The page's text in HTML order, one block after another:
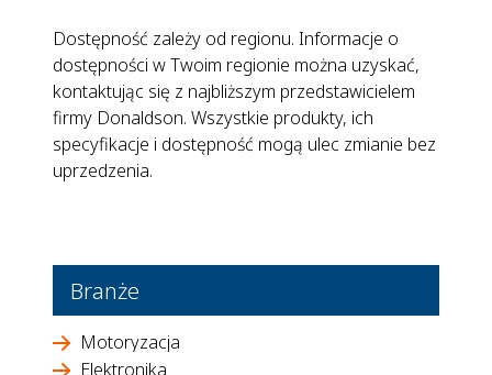
Dostępność zależy od regionu. Informacje o
dostępności w Twoim regionie można uzyskać,
kontaktując się z najbliższym przedstawicielem
firmy Donaldson. Wszystkie produkty, ich
specyfikacje i dostępność mogą ulec zmianie bez
uprzedzenia.
Branże
Motoryzacja
Elektronika